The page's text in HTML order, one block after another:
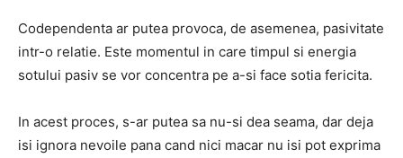
Codependenta ar putea provoca, de asemenea, pasivitate
intr-o relatie. Este momentul in care timpul si energia
sotului pasiv se vor concentra pe a-si face sotia fericita.
In acest proces, s-ar putea sa nu-si dea seama, dar deja
isi ignora nevoile pana cand nici macar nu isi pot exprima